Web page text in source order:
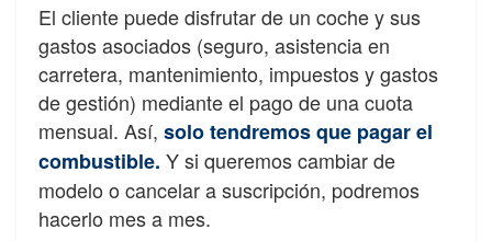
El cliente puede disfrutar de un coche y sus
gastos asociados (seguro, asistencia en
carretera, mantenimiento, impuestos y gastos
de gestión) mediante el pago de una cuota
mensual. Así, solo tendremos que pagar el
combustible. Y si queremos cambiar de
modelo o cancelar a suscripción, podremos
hacerlo mes a mes.